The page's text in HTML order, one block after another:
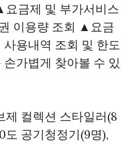
금제 및 부가서비스
이용량 조회 ▲요금
용내역 조회 및 한도
가볍게 찾아볼 수 있
제 컬렉션 스타일러(8
도 공기청정기(9명),